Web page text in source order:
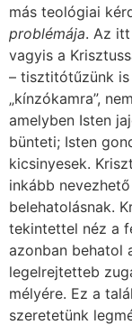
más teológiai
problémája. Az
vagyis a
– tisztitótűzünk is
„kínzókamra”,
amelyben Isten
bünteti; Isten
kicsinyesek.
inkább
belehatolásnak.
tekintettel néz a
azonban behatol
legelrejtetteb
mélyére. Ez a
szeretetünk